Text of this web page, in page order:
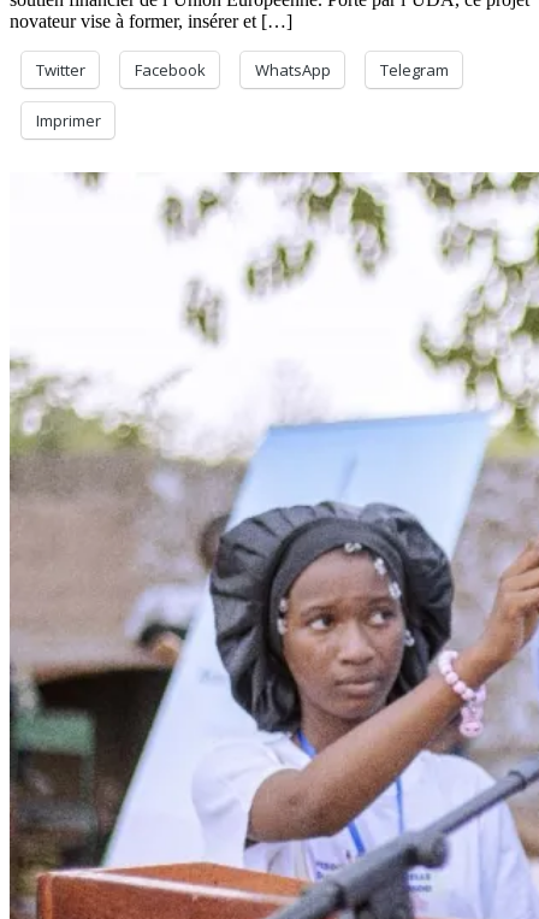
novateur vise à former, insérer et […]
Twitter Facebook WhatsApp Telegram
Imprimer